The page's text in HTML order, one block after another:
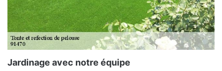
Jardinage avec notre équipe